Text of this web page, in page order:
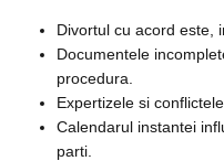
Divortul cu acord este,
Documentele
procedura.
Expertizele si
Calendarul instantei
parti.